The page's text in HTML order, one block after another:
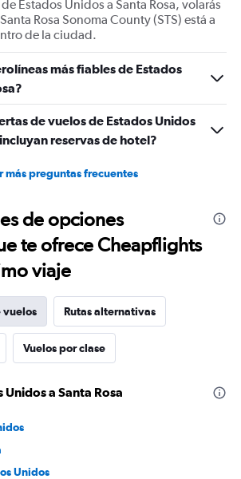
Estados Unidos a Santa Rosa, volarás
Rosa Sonoma County (STS) está a
de la ciudad.
más fiables de Estados
de vuelos de Estados Unidos
reservas de hotel?
más preguntas frecuentes
de opciones
te ofrece Cheapflights
viaje
vuelos Rutas alternativas
Vuelos por clase
Unidos a Santa Rosa
Unidos